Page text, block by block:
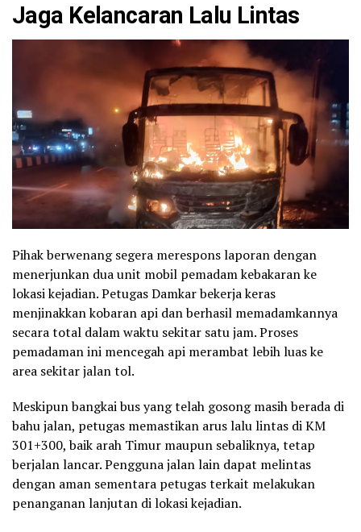
Jaga Kelancaran Lalu Lintas
Pihak berwenang segera merespons laporan dengan
menerjunkan dua unit mobil pemadam kebakaran ke
lokasi kejadian. Petugas Damkar bekerja keras
menjinakkan kobaran api dan berhasil memadamkannya
secara total dalam waktu sekitar satu jam. Proses
pemadaman ini mencegah api merambat lebih luas ke
area sekitar jalan tol.
Meskipun bangkai bus yang telah gosong masih berada di
bahu jalan, petugas memastikan arus lalu lintas di KM
301+300, baik arah Timur maupun sebaliknya, tetap
berjalan lancar. Pengguna jalan lain dapat melintas
dengan aman sementara petugas terkait melakukan
penanganan lanjutan di lokasi kejadian.